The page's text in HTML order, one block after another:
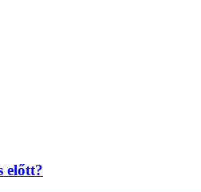
előtt?